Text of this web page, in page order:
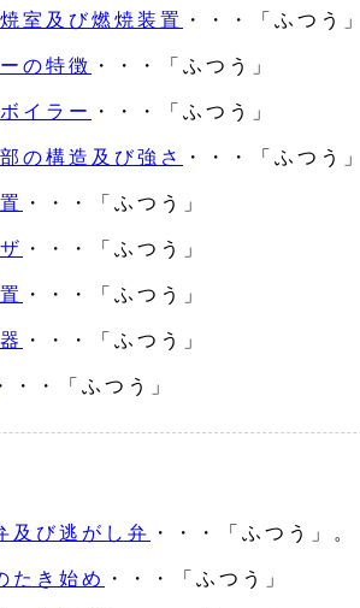
室及び燃焼装置 ・・・「ふつう」
の特徴 ・・・「ふつう」
イラー ・・・「ふつう」
の構造及び強さ ・・・「ふつう」
・・・「ふつう」
・・・「ふつう」
・・・「ふつう」
・・・「ふつう」
・・・「ふつう」
及び逃がし弁 ・・・「ふつう」。
たき始め ・・・「ふつう」